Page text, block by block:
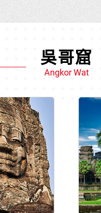
吳哥窟
Angkor Wat